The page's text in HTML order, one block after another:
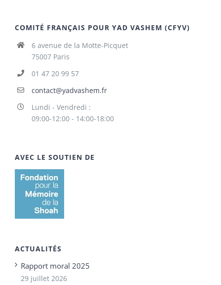
COMITÉ FRANÇAIS POUR YAD VASHEM (CFYV)
6 avenue de la Motte-Picquet
75007 Paris
01 47 20 99 57
contact@yadvashem.fr
Lundi - Vendredi :
09:00-12:00 - 14:00-18:00
AVEC LE SOUTIEN DE
ACTUALITÉS
Rapport moral 2025
29 juillet 2026